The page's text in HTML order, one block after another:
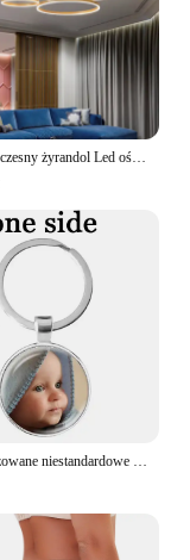
2024 nowoczesny żyrandol Led oświetlenie domu szczotkowane pierścienie żyrandol montowany na suficie lampa wisząca złoty i kawowy kolor
Spersonalizowane niestandardowe dwustronnie brelok mama tata dziecko dzieci dziadek rodzice anioł breloczek dla rodziny prezent na rocznicę